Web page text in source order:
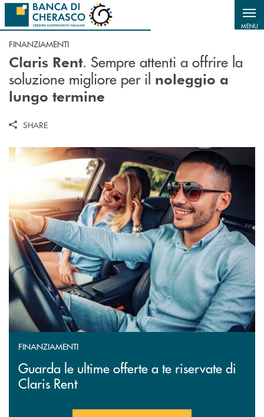
Salta al contenuto principale
MENU
FINANZIAMENTI
Claris Rent. Sempre attenti a offrire la
soluzione migliore per il noleggio a
lungo termine
SHARE
FINANZIAMENTI
Guarda le ultime offerte a te riservate di
Claris Rent